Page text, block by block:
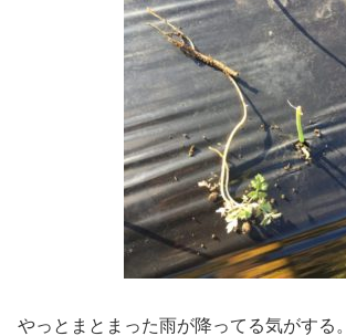
やっとまとまった雨が降ってる気がする。